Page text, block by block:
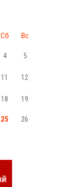
Сб Вс
4 5
11 12
18 19
25 26